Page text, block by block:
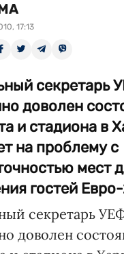
17:13
доволен
и стадиона в
на проблему с
мест
гостей
секретарь
доволен